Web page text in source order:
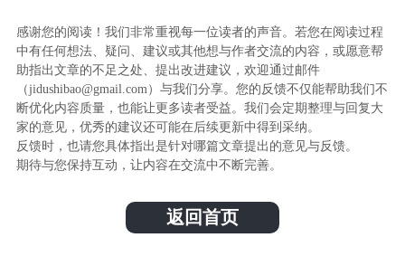
感谢您的阅读！我们非常重视每一位读者的声音。若您在阅读过程
中有任何想法、疑问、建议或其他想与作者交流的内容，或愿意帮
助指出文章的不足之处、提出改进建议，欢迎通过邮件
（jidushibao@gmail.com）与我们分享。您的反馈不仅能帮助我们不
断优化内容质量，也能让更多读者受益。我们会定期整理与回复大
家的意见，优秀的建议还可能在后续更新中得到采纳。
反馈时，也请您具体指出是针对哪篇文章提出的意见与反馈。
期待与您保持互动，让内容在交流中不断完善。
返回首页